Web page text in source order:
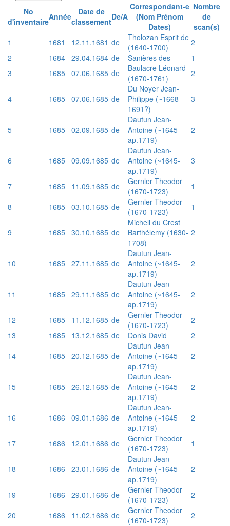
No
d'inventaireAnnée
Date de
classementDe/A
Correspondant-e
(Nom Prénom
Dates)
Nombre
de
scan(s)
1
1681 12.11.1681 de
Tholozan Esprit de
(1640-1700)
2
2
1684 29.04.1684 de Sanières des
1
3
1685 07.06.1685 de
Baulacre Léonard
(1670-1761)
2
4 1685 07.06.1685 de
Du Noyer Jean-
Philippe (~1668-
1691?)
3
5 1685 02.09.1685 de
Dautun Jean-
Antoine (~1645-
ap.1719)
2
6 1685 09.09.1685 de
Dautun Jean-
Antoine (~1645-
ap.1719)
3
7 1685 11.09.1685 de
Gernler Theodor
(1670-1723)
1
8
1685 03.10.1685 de
Gernler Theodor
(1670-1723)
1
9 1685 30.10.1685 de
Micheli du Crest
Barthélemy (1630-
1708)
2
10 1685 27.11.1685 de
Dautun Jean-
Antoine (~1645-
ap.1719)
2
11 1685 29.11.1685 de
Dautun Jean-
Antoine (~1645-
ap.1719)
2
12 1685 11.12.1685 de
Gernler Theodor
(1670-1723)
2
13
1685 13.12.1685 de Donis David
2
14
1685 20.12.1685 de
Dautun Jean-
Antoine (~1645-
ap.1719)
2
15 1685 26.12.1685 de
Dautun Jean-
Antoine (~1645-
ap.1719)
2
16 1686 09.01.1686 de
Dautun Jean-
Antoine (~1645-
ap.1719)
2
17 1686 12.01.1686 de
Gernler Theodor
(1670-1723)
1
18 1686 23.01.1686 de
Dautun Jean-
Antoine (~1645-
ap.1719)
2
19 1686 29.01.1686 de
Gernler Theodor
(1670-1723)
2
20
1686 11.02.1686 de
Gernler Theodor
(1670-1723)
2